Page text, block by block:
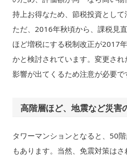
持上お得なため、節税投資として
ただ、2016年秋頃から、課税見
ほど増税にする税制改正が2017
かと検討されています。変更さ
影響が出てくるため注意が必要で
高階層ほど、地震など災害
タワーマンションとなると、50
もあります。当然、免震対策は